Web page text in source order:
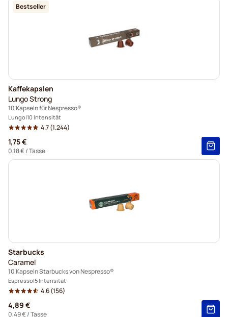
Bestseller
Kaffekapslen
Lungo Strong
10 Kapseln für Nespresso®
Lungo 10 Intensität
4.7(1.244)
1,75 €
0,18 €/ Tasse
Starbucks
Caramel
10 Kapseln Starbucks von Nespresso®
Espresso 5 Intensität
4.6(156)
4,89 €
0,49 €/ Tasse